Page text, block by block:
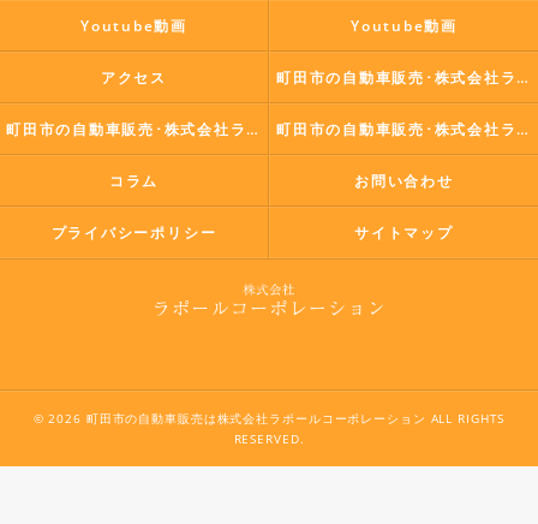
Youtube動画 Youtube動画
アクセス 町田市の自動車販売･株式会社ラポールコーポレーションの口コミ情報
町田市の自動車販売･株式会社ラポールコーポレーションの評判 町田市の自動車販売･株式会社ラポールコーポレーションのお客様の声
コラム お問い合わせ
プライバシーポリシー サイトマップ
© 2026 町田市の自動車販売は株式会社ラポールコーポレーション ALL RIGHTS
RESERVED.